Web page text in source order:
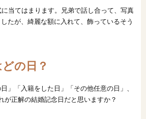
当てはまります。兄弟で話し合って、写真
たが、綺麗な額に入れて、飾っているそう
の日？
」「入籍をした日」「その他任意の日」、
が正解の結婚記念日だと思いますか？